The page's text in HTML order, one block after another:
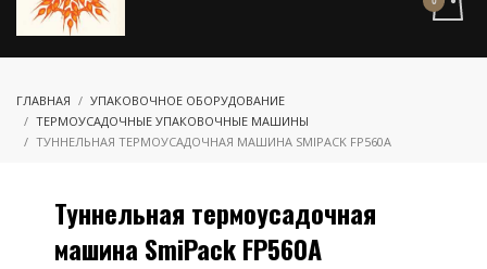
ГЛАВНАЯ
УПАКОВОЧНОЕ ОБОРУДОВАНИЕ
ТЕРМОУСАДОЧНЫЕ УПАКОВОЧНЫЕ МАШИНЫ
ТУННЕЛЬНАЯ ТЕРМОУСАДОЧНАЯ МАШИНА SMIPACK FP560A
Туннельная термоусадочная
машина SmiPack FP560A